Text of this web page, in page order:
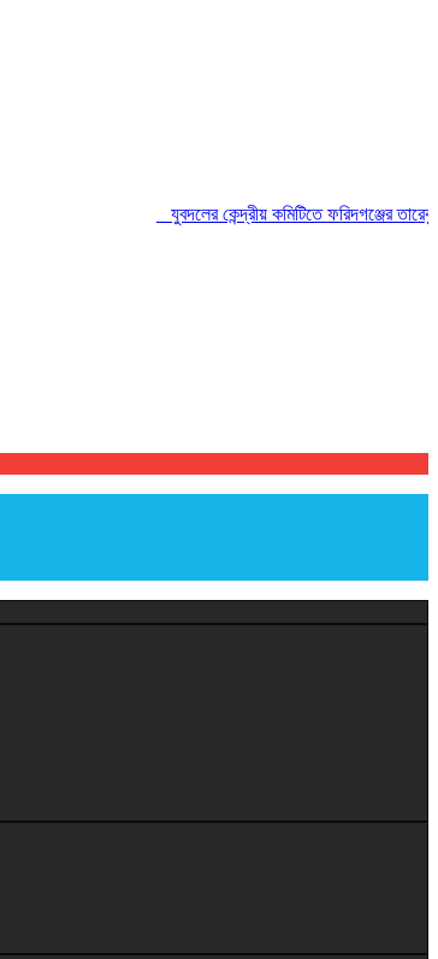
যুবদলের কেন্দ্রীয় কমিটিতে ফরিদগঞ্জের তারেকুর